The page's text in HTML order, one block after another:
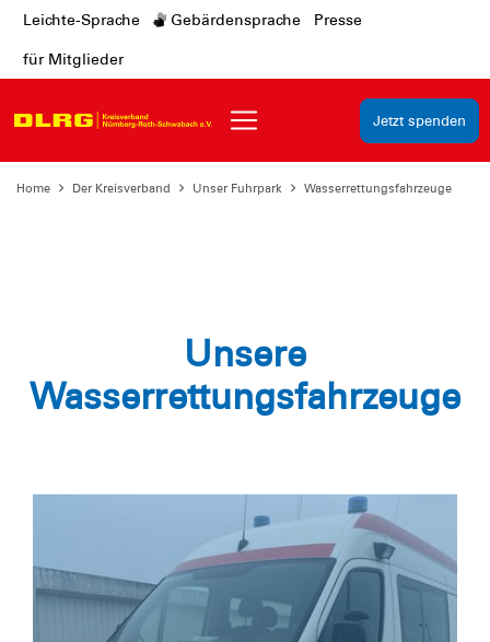
Leichte-Sprache Gebärdensprache Presse
für Mitglieder
Jetzt spenden
Home Der Kreisverband Unser Fuhrpark Wasserrettungsfahrzeuge
Unsere
Wasserrettungsfahrzeuge